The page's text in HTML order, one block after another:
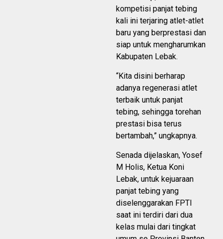
kompetisi panjat tebing
kali ini terjaring atlet-atlet
baru yang berprestasi dan
siap untuk mengharumkan
Kabupaten Lebak.
“Kita disini berharap
adanya regenerasi atlet
terbaik untuk panjat
tebing, sehingga torehan
prestasi bisa terus
bertambah,” ungkapnya.
Senada dijelaskan, Yosef
M Holis, Ketua Koni
Lebak, untuk kejuaraan
panjat tebing yang
diselenggarakan FPTI
saat ini terdiri dari dua
kelas mulai dari tingkat